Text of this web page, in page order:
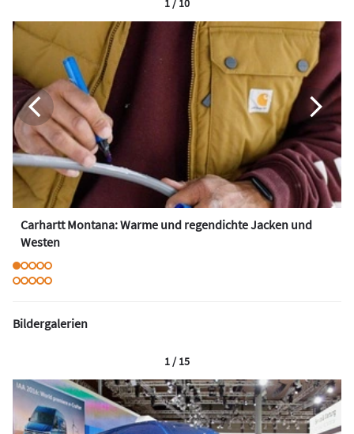
Carhartt Montana: Warme und regendichte Jacken und
Westen
1 / 10
Bildergalerien
1 / 15